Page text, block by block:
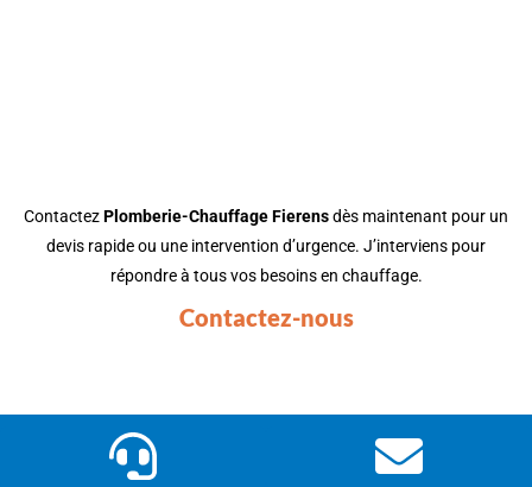
ContactezPlomberie-Chauffage Fierensdès maintenant pour un
devis rapide ou une intervention d’urgence. J’interviens pour
répondre à tous vos besoins en chauffage.
Contactez-nous